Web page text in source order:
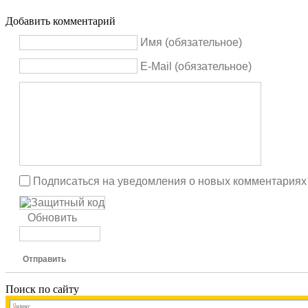
Добавить комментарий
Имя (обязательное)
E-Mail (обязательное)
Подписаться на уведомления о новых комментариях
Обновить
Отправить
Поиск по сайту